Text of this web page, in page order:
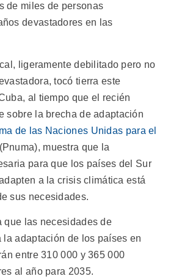
de miles de personas
devastadores en las
ligeramente debilitado pero no
tocó tierra este
al tiempo que el recién
sobre la brecha de adaptación
de las Naciones Unidas para el
(Pnuma), muestra que la
para que los países del Sur
a la crisis climática está
sus necesidades.
que las necesidades de
la adaptación de los países en
entre 310 000 y 365 000
al año para 2035.